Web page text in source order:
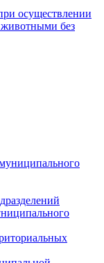
осуществлении
животными без